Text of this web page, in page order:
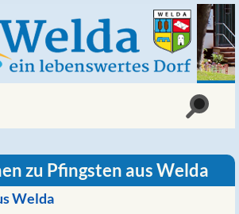
zu Pfingsten aus Welda
Welda